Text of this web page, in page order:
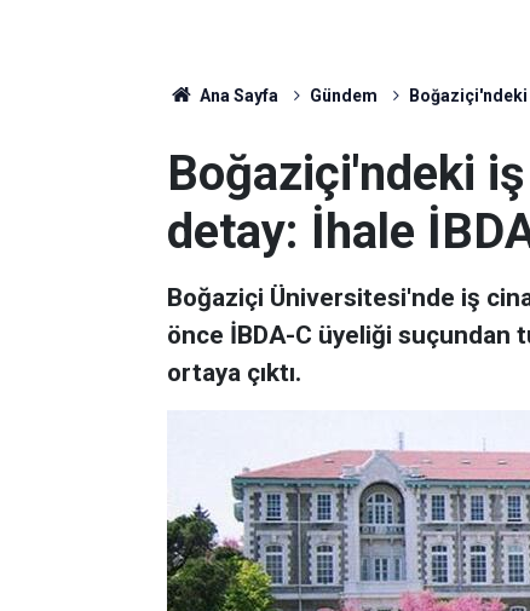
Ana Sayfa Gündem
Boğaziçi'ndeki
detay: İhale
Boğaziçi Üniversitesi'nde iş
önce İBDA-C üyeliği suçundan
ortaya çıktı.